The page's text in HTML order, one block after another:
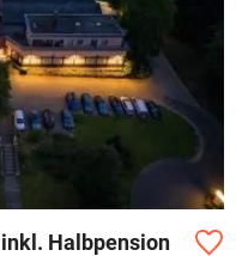
Halbpension